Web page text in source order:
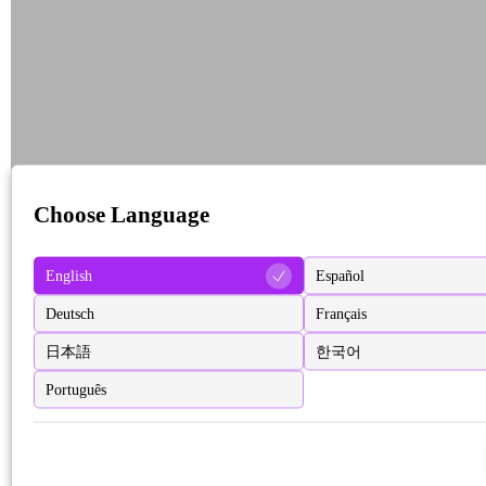
Choose Language
English Español
Deutsch Français
日本語 한국어
Português